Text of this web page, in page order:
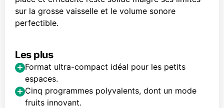
sur la grosse vaisselle et le volume sonore
perfectible.
Les plus
Format ultra-compact idéal pour les petits
espaces.
Cinq programmes polyvalents, dont un mode
fruits innovant.